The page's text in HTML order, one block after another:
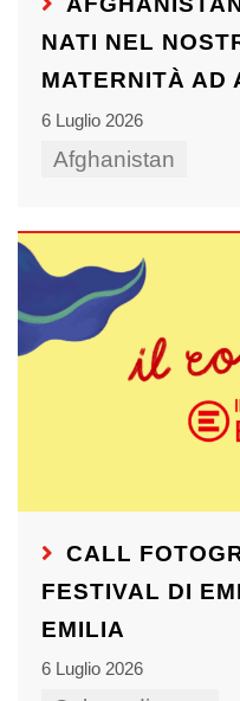
NATI NEL
MATERNITÀ AD
6 Luglio 2026
Afghanistan
CALL
FESTIVAL DI
EMILIA
6 Luglio 2026